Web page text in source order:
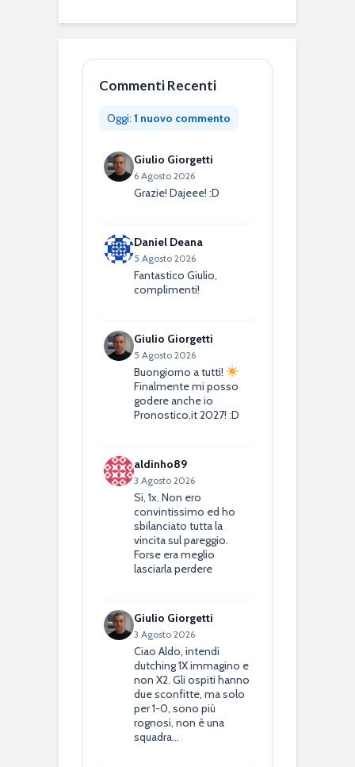
Commenti Recenti
Oggi: 1 nuovo commento
Giulio Giorgetti
6 Agosto 2026
Grazie! Dajeee! :D
Daniel Deana
5 Agosto 2026
Fantastico Giulio,
complimenti!
Giulio Giorgetti
5 Agosto 2026
Buongiorno a tutti!
Finalmente mi posso
godere anche io
Pronostico.it 2027! :D
aldinho89
3 Agosto 2026
Si, 1x. Non ero
convintissimo ed ho
sbilanciato tutta la
vincita sul pareggio.
Forse era meglio
lasciarla perdere
Giulio Giorgetti
3 Agosto 2026
Ciao Aldo, intendi
dutching 1X immagino e
non X2. Gli ospiti hanno
due sconfitte, ma solo
per 1-0, sono più
rognosi, non è una
squadra…